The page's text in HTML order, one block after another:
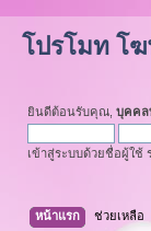
โปรโมท โ
ยินดีต้อนรับคุณ, บุคคล
เข้าสู่ระบบด้วยชื่อผู้ใช้
หน้าแรก ช่วยเหลือ